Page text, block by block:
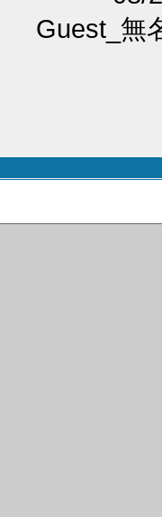
Guest_無